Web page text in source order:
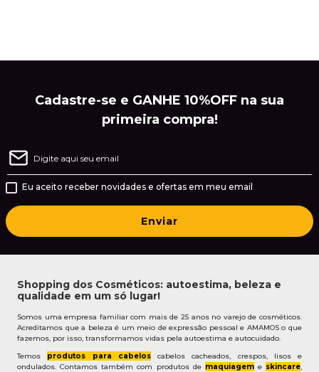
Cadastre-se e GANHE 10%OFF na sua
primeira compra!
Eu aceito receber novidades e ofertas em meu email
Enviar
Shopping dos Cosméticos: autoestima, beleza e
qualidade em um só lugar!
Somos uma empresa familiar com mais de 25 anos no varejo de cosméticos.
Acreditamos que a beleza é um meio de expressão pessoal e AMAMOS o que
fazemos, por isso, transformamos vidas pela autoestima e autocuidado.
Temos produtos para cabeloscabelos cacheados, crespos, lisos e
ondulados. Contamos também com produtos de maquiageme skincare,